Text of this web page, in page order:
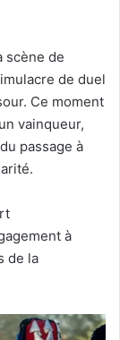
scène de
de duel
Ce moment
vainqueur,
passage à
à
de la